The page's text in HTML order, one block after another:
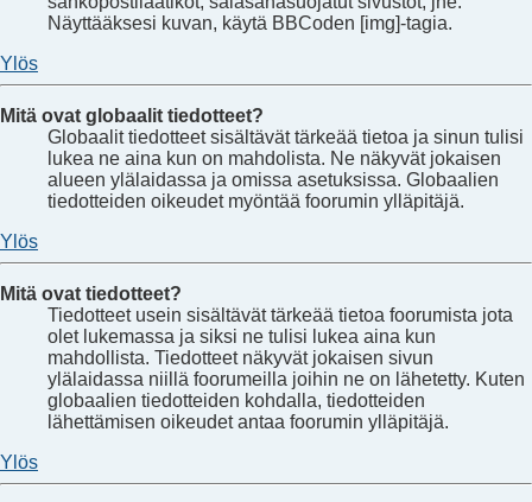
Näyttääksesi kuvan, käytä BBCoden [img]-tagia.
Ylös
Mitä ovat globaalit tiedotteet?
Globaalit tiedotteet sisältävät tärkeää tietoa ja sinun tulisi
lukea ne aina kun on mahdolista. Ne näkyvät jokaisen
alueen ylälaidassa ja omissa asetuksissa. Globaalien
tiedotteiden oikeudet myöntää foorumin ylläpitäjä.
Ylös
Mitä ovat tiedotteet?
Tiedotteet usein sisältävät tärkeää tietoa foorumista jota
olet lukemassa ja siksi ne tulisi lukea aina kun
mahdollista. Tiedotteet näkyvät jokaisen sivun
ylälaidassa niillä foorumeilla joihin ne on lähetetty. Kuten
globaalien tiedotteiden kohdalla, tiedotteiden
lähettämisen oikeudet antaa foorumin ylläpitäjä.
Ylös